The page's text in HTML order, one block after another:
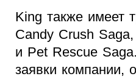
King также имеет
Candy Crush
и Pet Rescue
заявки компании,